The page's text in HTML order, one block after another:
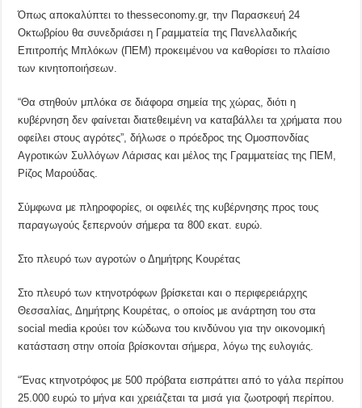
Όπως αποκαλύπτει το thesseconomy.gr, την Παρασκευή 24
Οκτωβρίου θα συνεδριάσει η Γραμματεία της Πανελλαδικής
Επιτροπής Μπλόκων (ΠΕΜ) προκειμένου να καθορίσει το πλαίσιο
των κινητοποιήσεων.
“Θα στηθούν μπλόκα σε διάφορα σημεία της χώρας, διότι η
κυβέρνηση δεν φαίνεται διατεθειμένη να καταβάλλει τα χρήματα που
οφείλει στους αγρότες”, δήλωσε ο πρόεδρος της Ομοσπονδίας
Αγροτικών Συλλόγων Λάρισας και μέλος της Γραμματείας της ΠΕΜ,
Ρίζος Μαρούδας.
Σύμφωνα με πληροφορίες, οι οφειλές της κυβέρνησης προς τους
παραγωγούς ξεπερνούν σήμερα τα 800 εκατ. ευρώ.
Στο πλευρό των αγροτών ο Δημήτρης Κουρέτας
Στο πλευρό των κτηνοτρόφων βρίσκεται και ο περιφερειάρχης
Θεσσαλίας, Δημήτρης Κουρέτας, ο οποίος με ανάρτηση του στα
social media κρούει τον κώδωνα του κινδύνου για την οικονομική
κατάσταση στην οποία βρίσκονται σήμερα, λόγω της ευλογιάς.
“Ένας κτηνοτρόφος με 500 πρόβατα εισπράττει από το γάλα περίπου
25.000 ευρώ το μήνα και χρειάζεται τα μισά για ζωοτροφή περίπου.